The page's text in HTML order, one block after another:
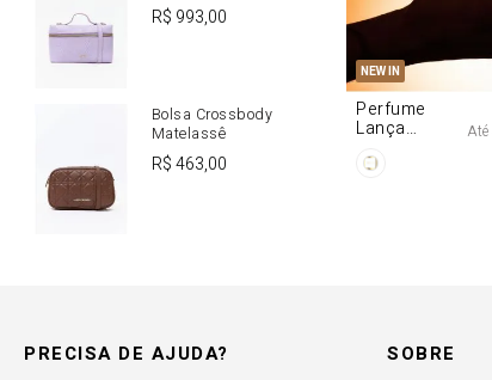
R$ 993,00
Bolsa Crossbody
Matelassê
R$463,00
NEW IN
U
Perfume
Lança Até
PRECISA DE AJUDA? SOBRE